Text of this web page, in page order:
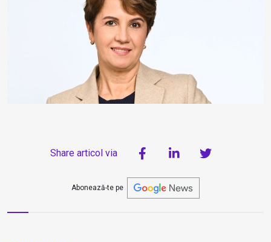
Share articol via
Abonează-te pe